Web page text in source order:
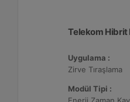
Telekom Hibrit
Uygulama :
Zirve Tıraşlama
Modül Tipi :